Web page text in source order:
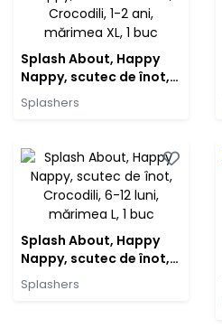
Splash About, Happy
Nappy, scutec de înot,
Crocodili, 1-2 ani,
mărimea XL, 1 buc
Splashers
Splash About, Happy
Nappy, scutec de înot,
Crocodili, 6-12 luni,
mărimea L, 1 buc
Splashers